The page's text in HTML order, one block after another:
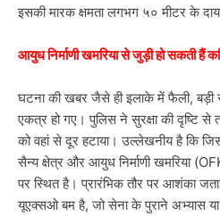
इसकी मारक क्षमता लगभग ५० मीटर के
आयुध निर्माणी खमरिया से जुड़ी हो सकती हैं
घटना की खबर जैसे ही इलाके में फैली, बड़ी
एकत्र हो गए। पुलिस ने सुरक्षा की दृष्टि
को वहां से दूर हटाया। उल्लेखनीय है कि
सैन्य क्षेत्र और आयुध निर्माणी खमरिया
पर स्थित है। प्रारंभिक तौर पर आशंका
यूएक्सओ बम है, जो सेना के पुराने अभ्यास